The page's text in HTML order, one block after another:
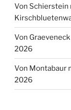
Von Schierstein
Von
2026
Von Montabaur
2026